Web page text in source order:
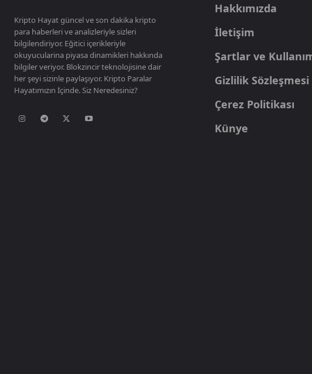
Kripto Hayat güncel ve son dakika kripto
para haberleri ve analizleriyle sizleri
bilgilendiriyor. Eğitici içerikleriyle
okuyucularina piyasa dinamikleri hakkında
bilgiler veriyor. Blokzincir teknolojisine dair
her şeyi sizinle paylaşıyor. Kripto Paralar
Hayatımızın İçinde. Siz Neredesiniz?
Hakkımızda
İletişim
Şartlar ve
Gizlilik Sözleşmesi
Çerez Politikası
Künye